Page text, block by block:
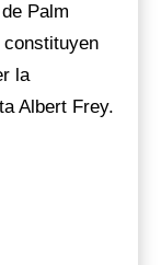
Palm
la
Albert Frey.